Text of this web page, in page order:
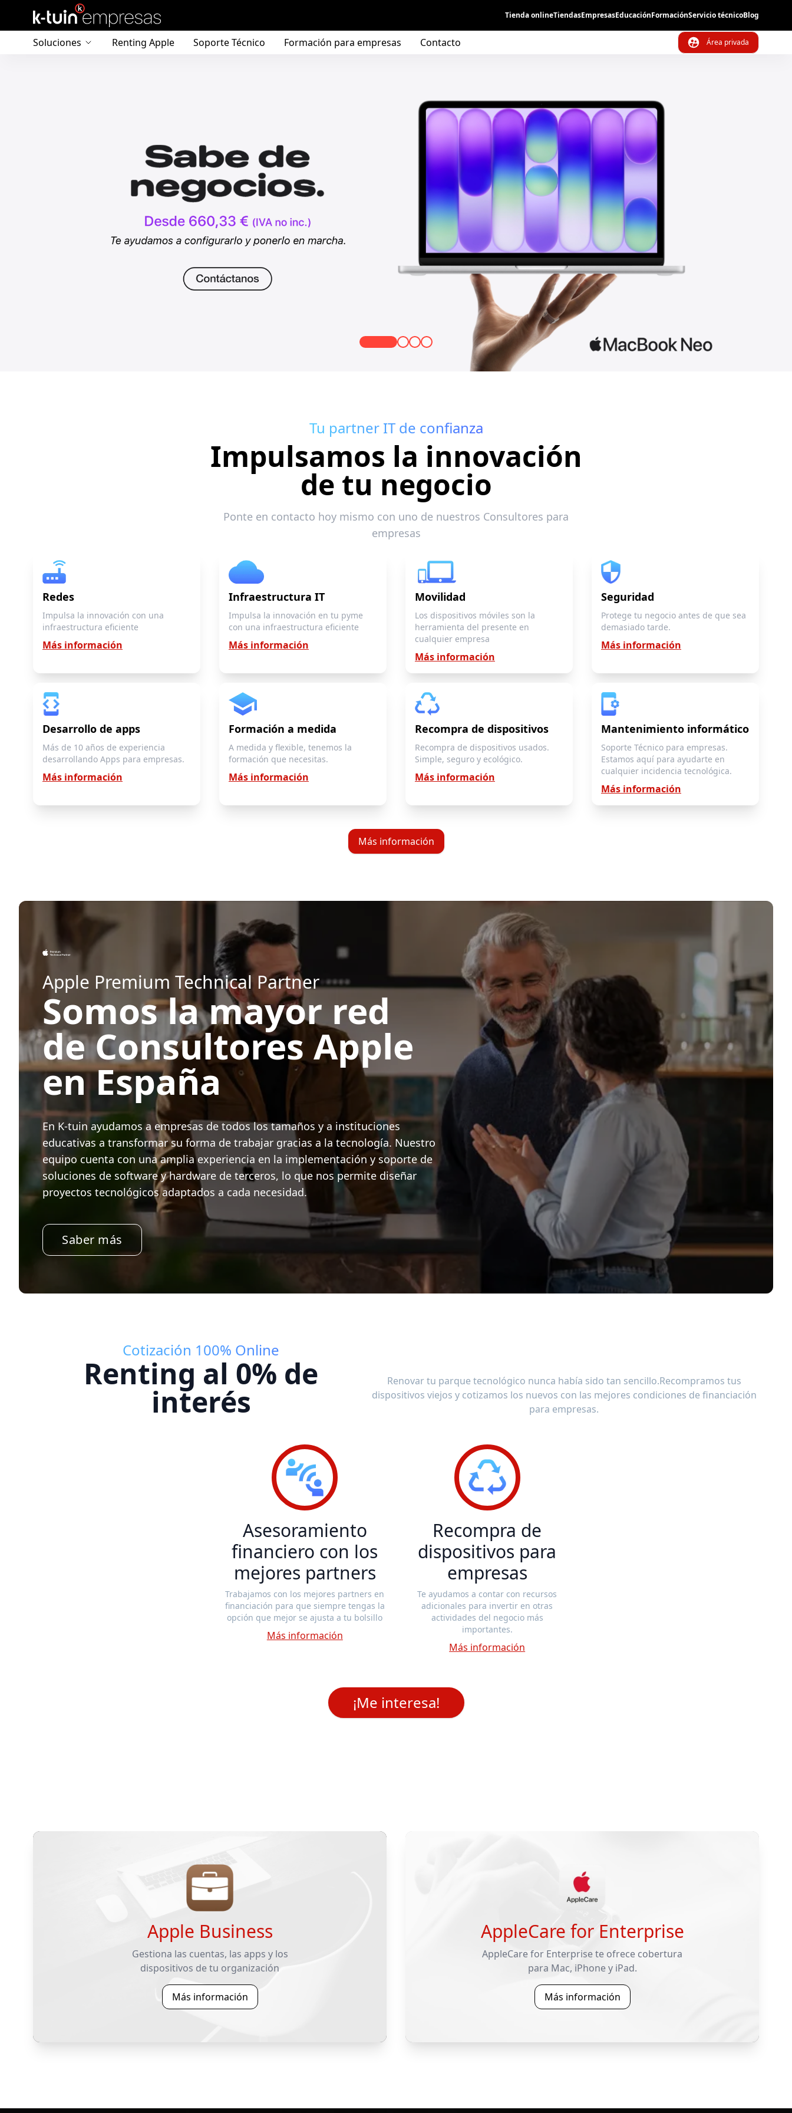
Tienda onlineTiendasEmpresasEducaciónFormaciónServicio técnicoBlog
Soluciones
Monitores profesionales EIZO
Renting Apple Soporte Técnico Formación para empresas Contacto Área privada
Cerrar
Tu partner IT de confianza
Impulsamos la innovación
de tu negocio
Ponte en contacto hoy mismo con uno de nuestros Consultores para
empresas
Redes
Impulsa la innovación con una
infraestructura eficiente
Más información
Infraestructura IT
Impulsa la innovación en tu pyme
con una infraestructura eficiente
Más información
Movilidad
Los dispositivos móviles son la
herramienta del presente en
cualquier empresa
Más información
Seguridad
Protege tu negocio antes de que sea
demasiado tarde.
Más información
Desarrollo de apps
Más de 10 años de experiencia
desarrollando Apps para empresas.
Más información
Formación a medida
A medida y flexible, tenemos la
formación que necesitas.
Más información
Recompra de dispositivos
Recompra de dispositivos usados.
Simple, seguro y ecológico.
Más información
Mantenimiento informático
Soporte Técnico para empresas.
Estamos aquí para ayudarte en
cualquier incidencia tecnológica.
Más información
Más información
Apple Premium Technical Partner
Somos la mayor red
de Consultores Apple
en España
En K-tuin ayudamos a empresas de todos los tamaños y a instituciones
educativas a transformar su forma de trabajar gracias a la tecnología. Nuestro
equipo cuenta con una amplia experiencia en la implementación y soporte de
soluciones de software y hardware de terceros, lo que nos permite diseñar
proyectos tecnológicos adaptados a cada necesidad.
Saber más
Cotización 100% Online
Renting al 0% de
interés
Renovar tu parque tecnológico nunca había sido tan sencillo.Recompramos tus
dispositivos viejos y cotizamos los nuevos con las mejores condiciones de financiación
para empresas.
Asesoramiento
financiero con los
mejores partners
Trabajamos con los mejores partners en
financiación para que siempre tengas la
opción que mejor se ajusta a tu bolsillo
Más información
Recompra de
dispositivos para
empresas
Te ayudamos a contar con recursos
adicionales para invertir en otras
actividades del negocio más
importantes.
Más información
¡Me interesa!
Apple Business
Gestiona las cuentas, las apps y los
dispositivos de tu organización
Más información
AppleCare for Enterprise
AppleCare for Enterprise te ofrece cobertura
para Mac, iPhone y iPad.
Más información